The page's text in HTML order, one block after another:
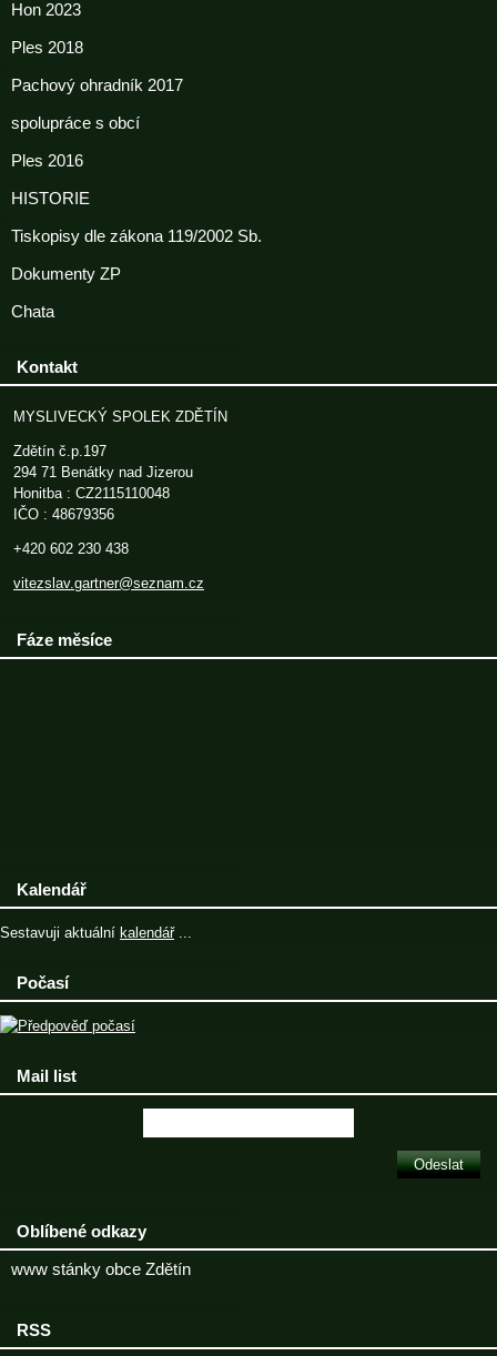
Hon 2023
Ples 2018
Pachový ohradník 2017
spolupráce s obcí
Ples 2016
HISTORIE
Tiskopisy dle zákona 119/2002 Sb.
Dokumenty ZP
Chata
Kontakt
MYSLIVECKÝ SPOLEK ZDĚTÍN
Zdětín č.p.197
294 71 Benátky nad Jizerou
Honitba : CZ2115110048
IČO : 48679356
+420 602 230 438
vitezslav.gartner@seznam.cz
Fáze měsíce
Kalendář
Sestavuji aktuální kalendář...
Počasí
Mail list
Oblíbené odkazy
www stánky obce Zdětín
RSS